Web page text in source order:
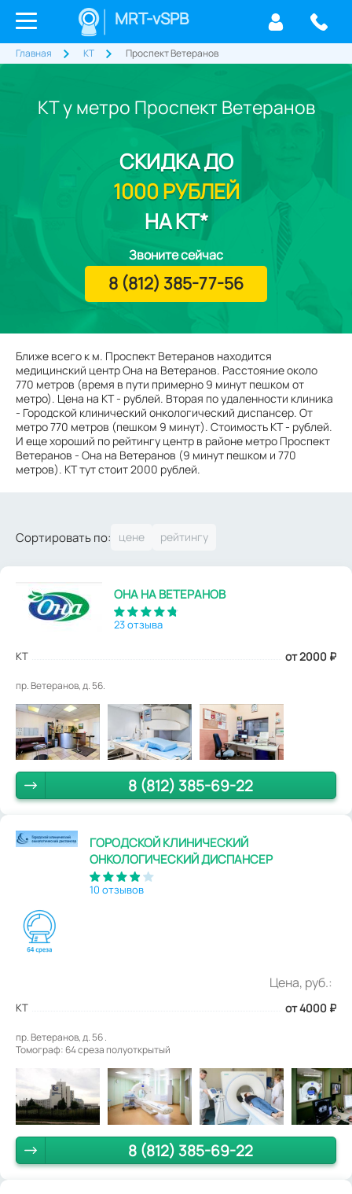
MRT-vSPB
Главная КТ Проспект Ветеранов
КТ у метро Проспект Ветеранов
Ближе всего к м. Проспект Ветеранов находится
медицинский центр Она на Ветеранов. Расстояние около
770 метров (время в пути примерно 9 минут пешком от
метро). Цена на КТ - рублей. Вторая по удаленности клиника
- Городской клинический онкологический диспансер. От
метро 770 метров (пешком 9 минут). Стоимость КТ - рублей.
И еще хороший по рейтингу центр в районе метро Проспект
Ветеранов - Она на Ветеранов (9 минут пешком и 770
метров). КТ тут стоит 2000 рублей.
СКИДКАДО
1000 РУБЛЕЙ
НА КТ*
Звоните сейчас
8 (812) 385-77-56
Сортировать по:
ОНА НА ВЕТЕРАНОВ
23 отзыва
КТ от 2000 ₽
пр. Ветеранов, д. 56.
8 (812) 385-69-22
ГОРОДСКОЙ КЛИНИЧЕСКИЙ
ОНКОЛОГИЧЕСКИЙ ДИСПАНСЕР
10 отзывов
Цена, руб.:
КТ от 4000 ₽
пр. Ветеранов, д. 56 .
Томограф: 64 среза полуоткрытый
8 (812) 385-69-22